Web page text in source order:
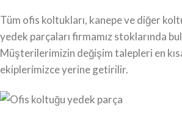
Tüm ofis koltukları, kanepe ve diğer
yedek parçaları firmamız stoklarında
Müşterilerimizin değişim talepleri en
ekiplerimizce yerine getirilir.